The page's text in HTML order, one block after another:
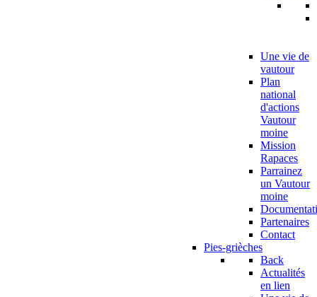
Une vie de
vautour
Plan
national
d'actions
Vautour
moine
Mission
Rapaces
Parrainez
un Vautour
moine
Partenaires
Contact
Pies-grièches
Back
Actualités
en lien